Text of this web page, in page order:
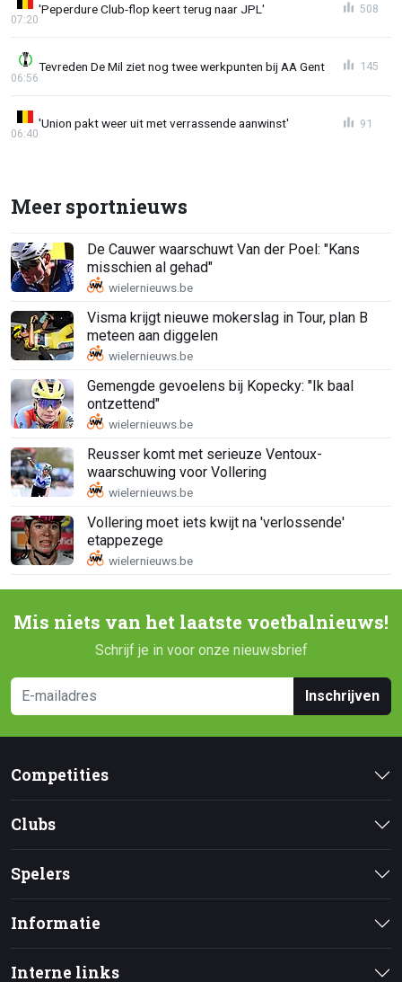
'Peperdure Club-flop keert terug naar JPL'
07:20
508
Tevreden De Mil ziet nog twee werkpunten bij AA Gent
06:56
145
'Union pakt weer uit met verrassende aanwinst'
06:40
91
Meer sportnieuws
De Cauwer waarschuwt Van der Poel: "Kans
misschien al gehad"
Visma krijgt nieuwe mokerslag in Tour, plan B
meteen aan diggelen
Gemengde gevoelens bij Kopecky: "Ik baal
ontzettend"
Reusser komt met serieuze Ventoux-
waarschuwing voor Vollering
Vollering moet iets kwijt na 'verlossende'
etappezege
Mis niets van het laatste voetbalnieuws!
Schrijf je in voor onze nieuwsbrief
Inschrijven
Competities
Clubs
Spelers
Informatie
Interne links